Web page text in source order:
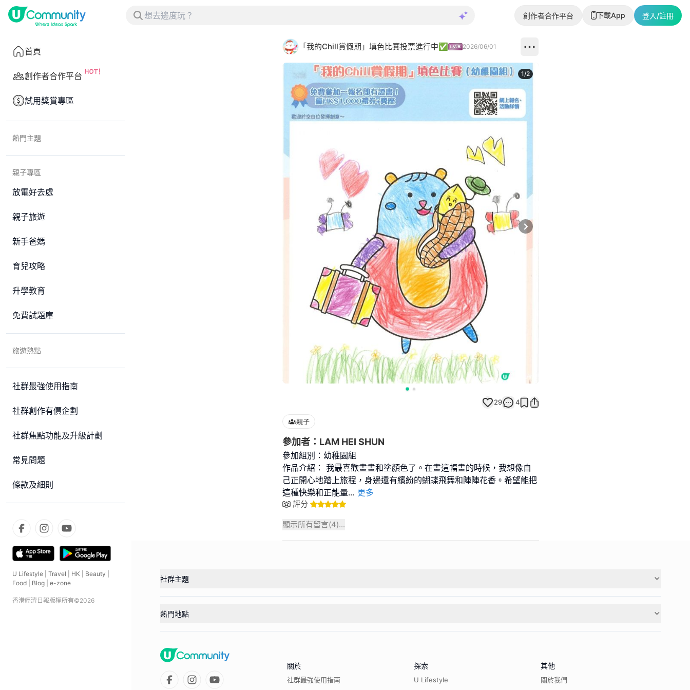
創作者合作平台 下載App 登入/註冊
首頁
創作者合作平台
試用獎賞專區
熱門主題
親子專區
放電好去處
親子旅遊
新手爸媽
育兒攻略
升學教育
免費試題庫
旅遊熱點
社群最強使用指南
社群創作有價企劃
社群焦點功能及升級計劃
常見問題
條款及細則
U Lifestyle Travel HK Beauty
Food
Blog e-zone
香港經濟日報版權所有©2026
「我的Chill賞假期」填色比賽投票進行中✅ 2026/06/01
Next slide
1/2
29 4
親子
參加者：LAM HEI SHUN
參加組別：幼稚園組
作品介紹： 我最喜歡畫畫和塗顏色了。在畫這幅畫的時候，我想像自
己正開心地踏上旅程，身邊還有繽紛的蝴蝶飛舞和陣陣花香。希望能把
這種快樂和正能量... 更多
評分
顯示所有留言(4)...
社群主題
熱門地點
關於
社群最強使用指南
探索
U Lifestyle
其他
關於我們